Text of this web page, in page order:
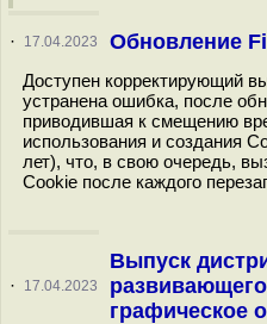
· 17.04.2023 Обновление
Доступен корректирующий
устранена ошибка, после
приводившая к смещению
использования и создания
лет), что, в свою очередь,
Cookie после каждого
· 17.04.2023
Выпуск
графическое